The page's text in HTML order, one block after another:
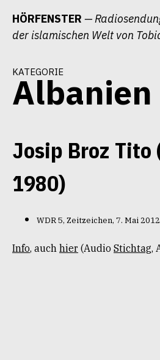
Inhalt
springen
HÖRFENSTER —
der islamischen Welt von
kategorie
Albanien
Josip Broz Tito
1980)
WDR 5, Zeitzeichen, 7. Mai 2012
Info, auch hier (Audio Stichtag,